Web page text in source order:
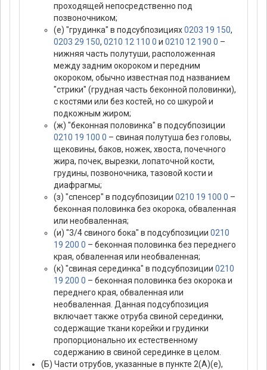
проходящей непосредственно под
позвоночником;
(е) "грудинка" в подсубпозициях0203 19 150,
0203 29 150, 0210 12 110 0 и 0210 12 190 0 –
нижняя часть полутуши, расположенная
между задним окороком и передним
окороком, обычно известная под названием
"стрики" (грудная часть беконной половинки),
с костями или без костей, но со шкурой и
подкожным жиром;
(ж) "беконная половинка" в подсубпозиции
0210 19 100 0 – свиная полутуша без головы,
щековины, баков, ножек, хвоста, почечного
жира, почек, вырезки, лопаточной кости,
грудины, позвоночника, тазовой кости и
диафрагмы;
(з) "спенсер" в подсубпозиции 0210 19 100 0 –
беконная половинка без окорока, обваленная
или необваленная;
(и) "3/4 свиного бока" в подсубпозиции 0210
19 200 0 – беконная половинка без переднего
края, обваленная или необваленная;
(к) "свиная серединка" в подсубпозиции 0210
19 200 0 – беконная половинка без окорока и
переднего края, обваленная или
необваленная. Данная подсубпозиция
включает также отруба свиной серединки,
содержащие ткани корейки и грудинки
пропорционально их естественному
содержанию в свиной серединке в целом.
(Б) Части отрубов, указанные в пункте 2(А)(е),